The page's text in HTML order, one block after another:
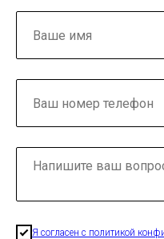
Я согласен с политикой